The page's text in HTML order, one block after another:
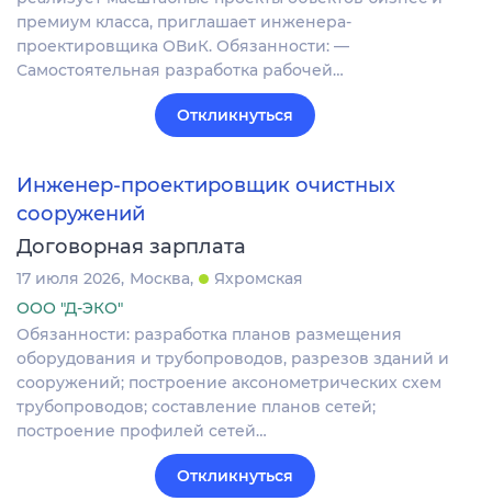
премиум класса, приглашает инженера-
проектировщика ОВиК. Обязанности: —
Самостоятельная разработка рабочей…
Откликнуться
Инженер-проектировщик очистных
сооружений
Договорная зарплата
17 июля 2026 Москва
Яхромская
ООО "Д-ЭКО"
Обязанности: разработка планов размещения
оборудования и трубопроводов, разрезов зданий и
сооружений; построение аксонометрических схем
трубопроводов; составление планов сетей;
построение профилей сетей…
Откликнуться